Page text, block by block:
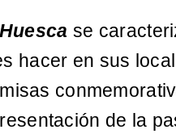
se
hacer en sus
de la